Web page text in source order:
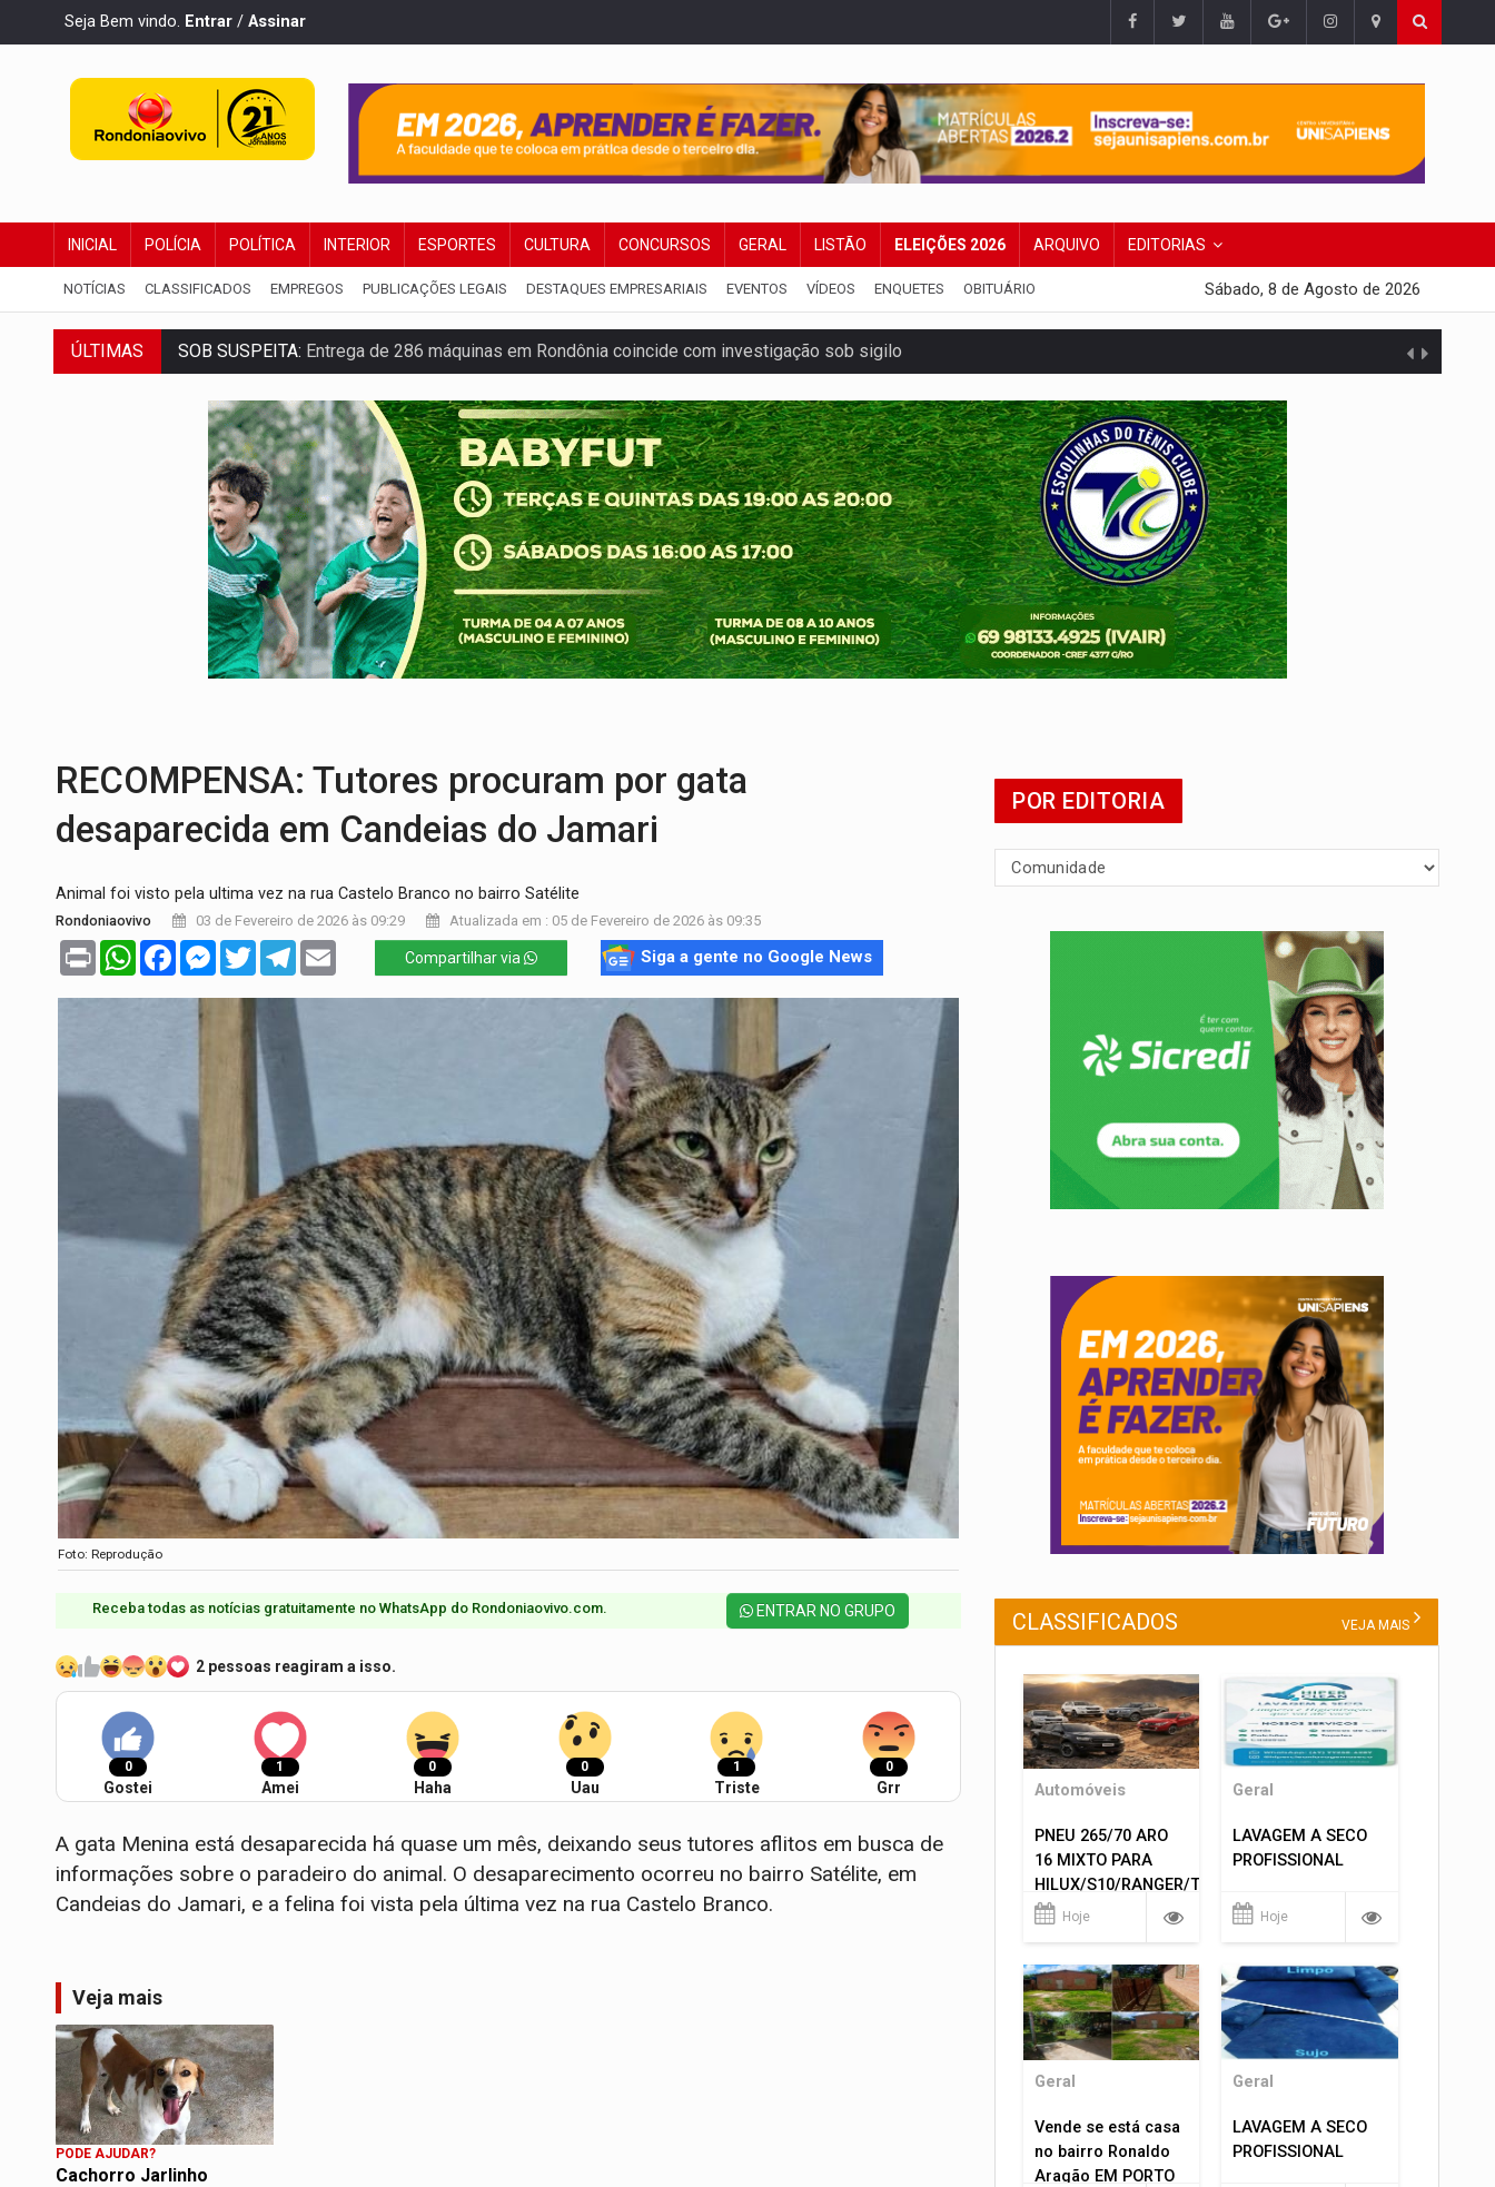
Seja Bem vindo. Entrar / Assinar
INICIAL POLÍCIA POLÍTICA INTERIOR ESPORTES CULTURA CONCURSOS GERAL LISTÃO ELEIÇÕES 2026 ARQUIVO EDITORIAS
NOTÍCIAS CLASSIFICADOS EMPREGOS PUBLICAÇÕES LEGAIS DESTAQUES EMPRESARIAIS EVENTOS VÍDEOS ENQUETES OBITUÁRIO Sábado, 8 de Agosto de 2026
ÚLTIMAS
SOB SUSPEITA:Entrega de 286 máquinas em Rondônia coincide com investigação sob sigilo
ARTIGO:Reter até 50% no distrato imobiliário é legal, mas não pode ser automático
DO HOSPITAL AO CAMPO:Veja as mais de 200 ações de Marcos Rogério para Rondônia
EXPANSÃO:Grupo Nova Era amplia presença em PVH e transforma Aramix em Super Nova Era
ROTA GLOBAL:PCC amplia presença internacional e transforma Brasil em corredor da cocaína
CONEXÃO RONDONIAOVIVO:Museólogo Antônio Ocampo conduz a história de uma ferrovia desgovernada
EXTENSÃO DE DANOS:Ferroviários pedem ao Iphan recuperação de área atingida por erosão na EFMM
VARIANDO O CARDÁPIO:Veja essa receita de carne assada para o almoço e o jantar
PREJUÍZO AOS ESTUDANTES:Greve dos professores em PVH é considerada ilegal pela Justiça
RECOMPENSA: Tutores procuram por gata
desaparecida em Candeias do Jamari
Animal foi visto pela ultima vez na rua Castelo Branco no bairro Satélite
Rondoniaovivo 03 de Fevereiro de 2026 às 09:29 Atualizada em : 05 de Fevereiro de 2026 às 09:35
Print WhatsAppFacebookMessenger
TwitterTelegram Compartilhar via Siga a gente no Google News
Foto: Reprodução
Receba todas as notícias gratuitamente no WhatsApp do Rondoniaovivo.com.​ ENTRAR NO GRUPO
2 pessoas reagiram a isso.
0
Gostei
1
Amei
0
Haha
0
Uau
1
Triste
0
Grr
A gata Menina está desaparecida há quase um mês, deixando seus tutores aflitos em busca de
informações sobre o paradeiro do animal. O desaparecimento ocorreu no bairro Satélite, em
Candeias do Jamari, e a felina foi vista pela última vez na rua Castelo Branco.
Veja mais
PODE AJUDAR?
Cachorro Jarlinho
POR EDITORIA
CLASSIFICADOS VEJA MAIS
Automóveis
PNEU 265/70 ARO
16 MIXTO PARA
HILUX/S10/RANGER/TRITON
ETC... MONTAGEM
Hoje
Geral
LAVAGEM A SECO
PROFISSIONAL
Hoje
Geral
Vende se está casa
no bairro Ronaldo
Aragão EM PORTO
Geral
LAVAGEM A SECO
PROFISSIONAL